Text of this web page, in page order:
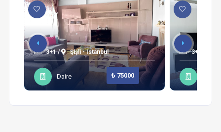
3+1 / Şişli - Istanbul
Daire ₺ 75000
3+1 /